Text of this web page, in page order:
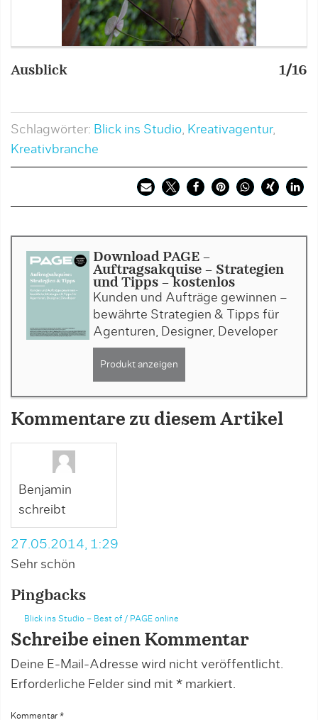
Ausblick 1/16
Schlagwörter: Blick ins Studio, Kreativagentur,
Kreativbranche
Download PAGE -
Auftragsakquise - Strategien
und Tipps - kostenlos
Kunden und Aufträge gewinnen –
bewährte Strategien & Tipps für
Agenturen, Designer, Developer
Produkt anzeigen
Kommentare zu diesem Artikel
Benjamin
schreibt
27.05.2014, 1:29
Sehr schön
Pingbacks
Blick ins Studio – Best of / PAGE online
Schreibe einen Kommentar
Deine E-Mail-Adresse wird nicht veröffentlicht.
Erforderliche Felder sind mit * markiert.
Kommentar *